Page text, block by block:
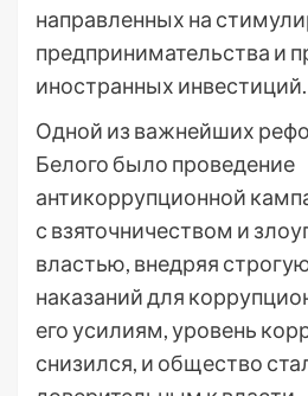
направленных на
предпринимательства и
иностранных инвестиций.
Одной из важнейших
Белого было проведение
антикоррупционной
с взяточничеством и
властью, внедряя
наказаний для
его усилиям, уровень
снизился, и общество